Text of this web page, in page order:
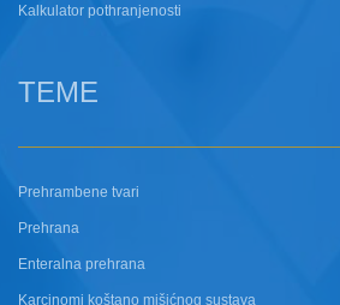
Kalkulator pothranjenosti
TEME
Prehrambene tvari
Prehrana
Enteralna prehrana
Karcinomi koštano mišićnog sustava